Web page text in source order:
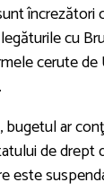
încrezători
cu
cerute de
bugetul ar
de drept
este